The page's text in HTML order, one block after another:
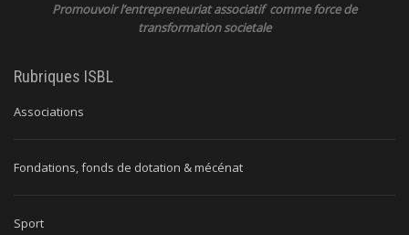
Promouvoir l’entrepreneuriat associatif comme force de
transformation societale
Rubriques ISBL
Associations
Fondations, fonds de dotation & mécénat
Sport